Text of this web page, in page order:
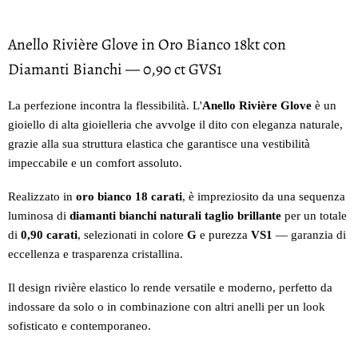
Anello Rivière Glove in Oro Bianco 18kt con
Diamanti Bianchi — 0,90 ct GVS1
La perfezione incontra la flessibilità. L'Anello Rivière Glove è un
gioiello di alta gioielleria che avvolge il dito con eleganza naturale,
grazie alla sua struttura elastica che garantisce una vestibilità
impeccabile e un comfort assoluto.
Realizzato in oro bianco 18 carati, è impreziosito da una sequenza
luminosa di diamanti bianchi naturali taglio brillante per un totale
di 0,90 carati, selezionati in colore G e purezza VS1 — garanzia di
eccellenza e trasparenza cristallina.
Il design rivière elastico lo rende versatile e moderno, perfetto da
indossare da solo o in combinazione con altri anelli per un look
sofisticato e contemporaneo.